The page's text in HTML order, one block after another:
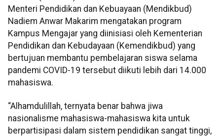
Menteri Pendidikan dan Kebuayaan (Mendikbud)
Nadiem Anwar Makarim mengatakan program
Kampus Mengajar yang diinisiasi oleh Kementerian
Pendidikan dan Kebudayaan (Kemendikbud) yang
bertujuan membantu pembelajaran siswa selama
pandemi COVID-19 tersebut diikuti lebih dari 14.000
mahasiswa.
“Alhamdulillah, ternyata benar bahwa jiwa
nasionalisme mahasiswa-mahasiswa kita untuk
berpartisipasi dalam sistem pendidikan sangat tinggi,